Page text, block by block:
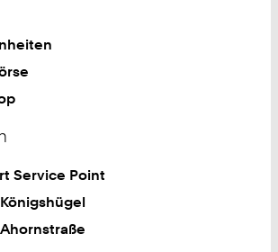
Service Point